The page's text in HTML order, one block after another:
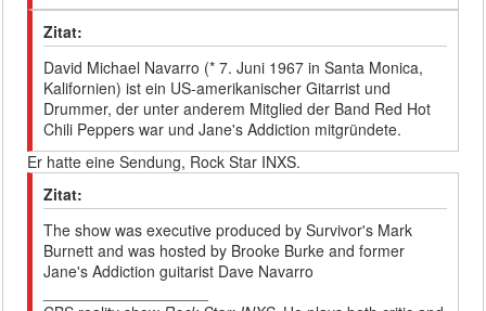
Zitat:
David Michael Navarro (* 7. Juni 1967 in Santa Monica,
Kalifornien) ist ein US-amerikanischer Gitarrist und
Drummer, der unter anderem Mitglied der Band Red Hot
Chili Peppers war und Jane's Addiction mitgründete.
Er hatte eine Sendung, Rock Star INXS.
Zitat:
The show was executive produced by Survivor's Mark
Burnett and was hosted by Brooke Burke and former
Jane's Addiction guitarist Dave Navarro